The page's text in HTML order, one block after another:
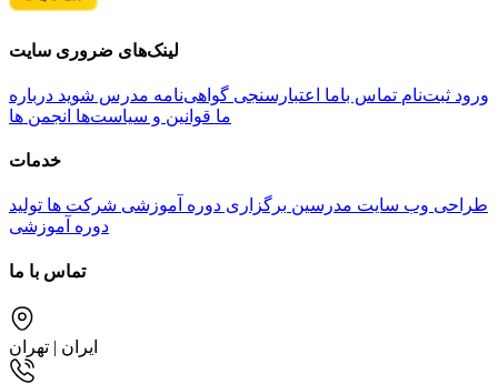
لینک‌های ضروری سایت
ورود ثبت‌نام تماس باما اعتبارسنجی گواهی‌نامه مدرس شوید درباره
ما قوانین و سیاست‌ها انجمن ها
خدمات
طراحی وب سایت مدرسین برگزاری دوره آموزشی شرکت ها تولید
دوره آموزشی
تماس با ما
ایران | تهران